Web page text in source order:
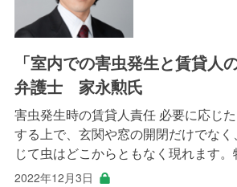
「室内での害虫発生と賃貸人
弁護士 家永勲氏
害虫発生時の賃貸人責任 必要に応じ
する上で、玄関や窓の開閉だけでな
じて虫はどこからともなく現れます。
2022年12月3日